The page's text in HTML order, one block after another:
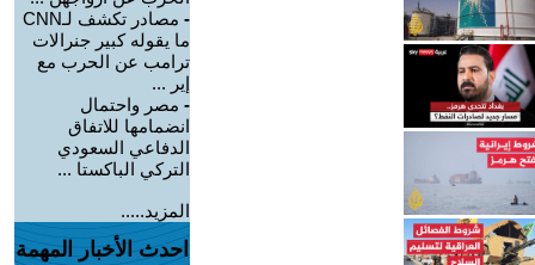
-
مصادر تكشف لـCNN
ما يقوله كبير جنرالات
ترامب عن الحرب مع
إير ...
- مصر واحتمال
انضمامها للاتفاق
الدفاعي السعودي
التركي الباكستا ...
المزيد.....
احدث الأخبار المهمة